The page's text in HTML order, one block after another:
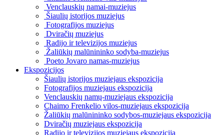
Venclauskių namai-muziejus
Šiaulių istorijos muziejus
Fotografijos muziejus
Dviračių muziejus
Radijo ir televizijos muziejus
Žaliūkių malūnininko sodyba-muziejus
Poeto Jovaro namas-muziejus
Ekspozicijos
Šiaulių istorijos muziejaus ekspozicija
Fotografijos muziejaus ekspozicija
Venclauskių namų-muziejaus ekspozicija
Chaimo Frenkelio vilos-muziejaus ekspozicija
Žaliūkių malūnininko sodybos-muziejaus ekspozicija
Dviračių muziejaus ekspozicija
Radijo ir televizijos muziejaus ekspozicija